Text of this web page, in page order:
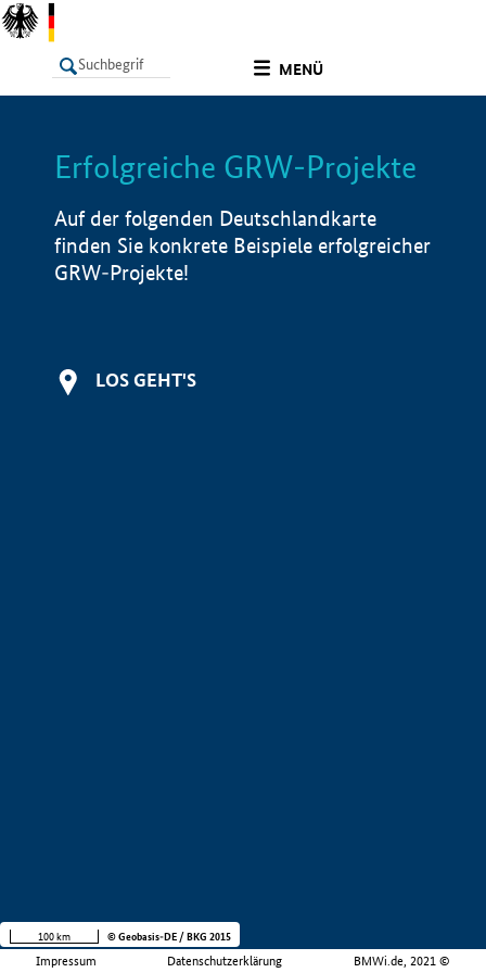
MENÜ
LISTE Info
Erfolgreiche GRW-Projekte
Auf der folgenden Deutschlandkarte
finden Sie konkrete Beispiele erfolgreicher
GRW-Projekte!
LOS GEHT'S
Impressum Datenschutzerklärung BMWi.de, 2021 ©
100 km © Geobasis-DE / BKG 2015